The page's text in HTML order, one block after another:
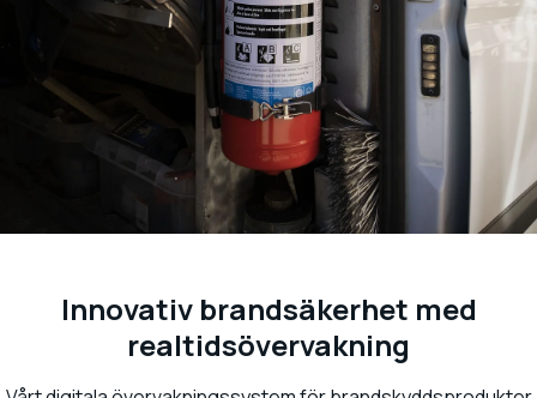
Innovativ brandsäkerhet med
realtidsövervakning